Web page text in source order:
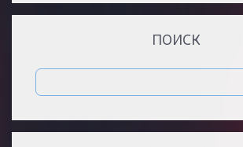
ПОИСК